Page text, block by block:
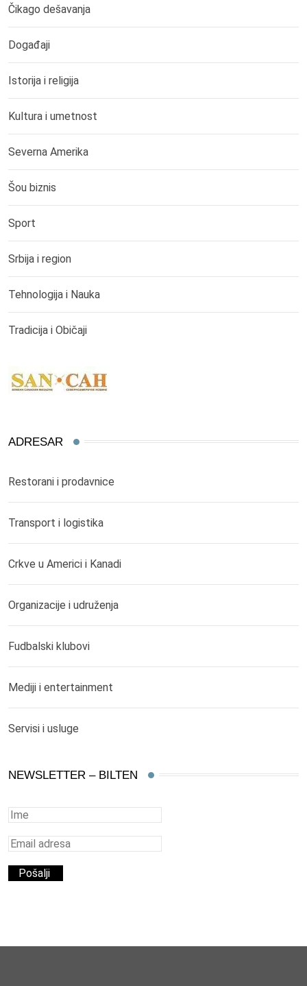
Čikago dešavanja
Događaji
Istorija i religija
Kultura i umetnost
Severna Amerika
Šou biznis
Sport
Srbija i region
Tehnologija i Nauka
Tradicija i Običaji
ADRESAR
Restorani i prodavnice
Transport i logistika
Crkve u Americi i Kanadi
Organizacije i udruženja
Fudbalski klubovi
Mediji i entertainment
Servisi i usluge
NEWSLETTER – BILTEN